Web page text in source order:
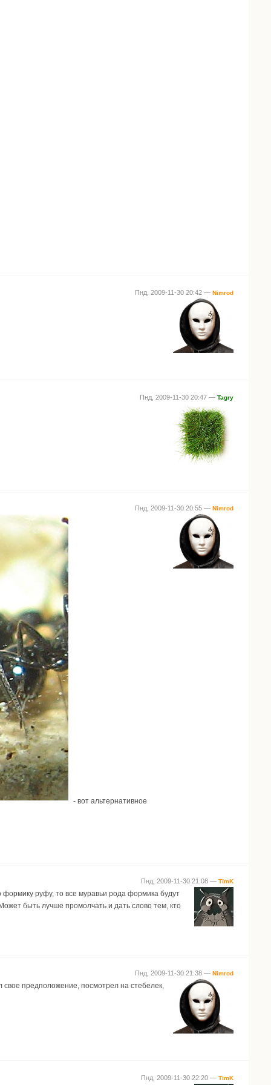
Пнд, 2009-11-30 20:42 — Nimrod
Пнд, 2009-11-30 20:47 — Tagry
Пнд, 2009-11-30 20:55 — Nimrod
- вот альтернативное
Пнд, 2009-11-30 21:08 — TimK
руфу, то все муравьи рода формика будут
быть лучше промолчать и дать слово тем, кто
Пнд, 2009-11-30 21:38 — Nimrod
свое предположение, посмотрел на стебелек,
Пнд, 2009-11-30 22:20 — TimK